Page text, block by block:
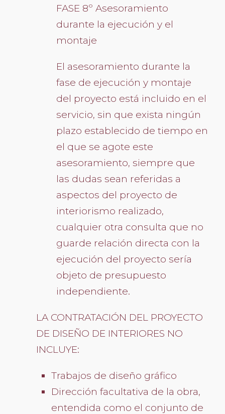
FASE 8º Asesoramiento
durante la ejecución y el
montaje
El asesoramiento durante la
fase de ejecución y montaje
del proyecto está incluido en el
servicio, sin que exista ningún
plazo establecido de tiempo en
el que se agote este
asesoramiento, siempre que
las dudas sean referidas a
aspectos del proyecto de
interiorismo realizado,
cualquier otra consulta que no
guarde relación directa con la
ejecución del proyecto sería
objeto de presupuesto
independiente.
LA CONTRATACIÓN DEL PROYECTO
DE DISEÑO DE INTERIORES NO
INCLUYE:
Trabajos de diseño gráfico
Dirección facultativa de la obra,
entendida como el conjunto de